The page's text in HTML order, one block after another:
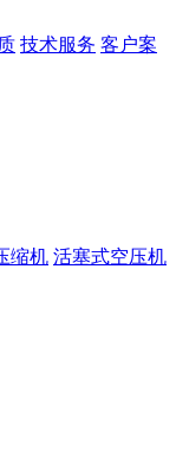
技术服务 客户案
缩机 活塞式空压机